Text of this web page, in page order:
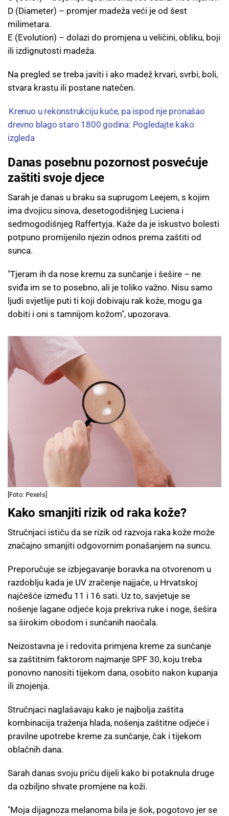
D (Diameter) – promjer madeža veći je od šest
milimetara.
E (Evolution) – dolazi do promjena u veličini, obliku, boji
ili izdignutosti madeža.
Na pregled se treba javiti i ako madež krvari, svrbi, boli,
stvara krastu ili postane natečen.
Krenuo u rekonstrukciju kuće, pa ispod nje pronašao
drevno blago staro 1800 godina: Pogledajte kako
izgleda
Danas posebnu pozornost posvećuje
zaštiti svoje djece
Sarah je danas u braku sa suprugom Leejem, s kojim
ima dvojicu sinova, desetogodišnjeg Luciena i
sedmogodišnjeg Raffertyja. Kaže da je iskustvo bolesti
potpuno promijenilo njezin odnos prema zaštiti od
sunca.
"Tjeram ih da nose kremu za sunčanje i šešire – ne
sviđa im se to posebno, ali je toliko važno. Nisu samo
ljudi svjetlije puti ti koji dobivaju rak kože, mogu ga
dobiti i oni s tamnijom kožom", upozorava.
[Foto: Pexels]
Kako smanjiti rizik od raka kože?
Stručnjaci ističu da se rizik od razvoja raka kože može
značajno smanjiti odgovornim ponašanjem na suncu.
Preporučuje se izbjegavanje boravka na otvorenom u
razdoblju kada je UV zračenje najjače, u Hrvatskoj
najčešće između 11 i 16 sati. Uz to, savjetuje se
nošenje lagane odjeće koja prekriva ruke i noge, šešira
sa širokim obodom i sunčanih naočala.
Neizostavna je i redovita primjena kreme za sunčanje
sa zaštitnim faktorom najmanje SPF 30, koju treba
ponovno nanositi tijekom dana, osobito nakon kupanja
ili znojenja.
Stručnjaci naglašavaju kako je najbolja zaštita
kombinacija traženja hlada, nošenja zaštitne odjeće i
pravilne upotrebe kreme za sunčanje, čak i tijekom
oblačnih dana.
Sarah danas svoju priču dijeli kako bi potaknula druge
da ozbiljno shvate promjene na koži.
"Moja dijagnoza melanoma bila je šok, pogotovo jer se